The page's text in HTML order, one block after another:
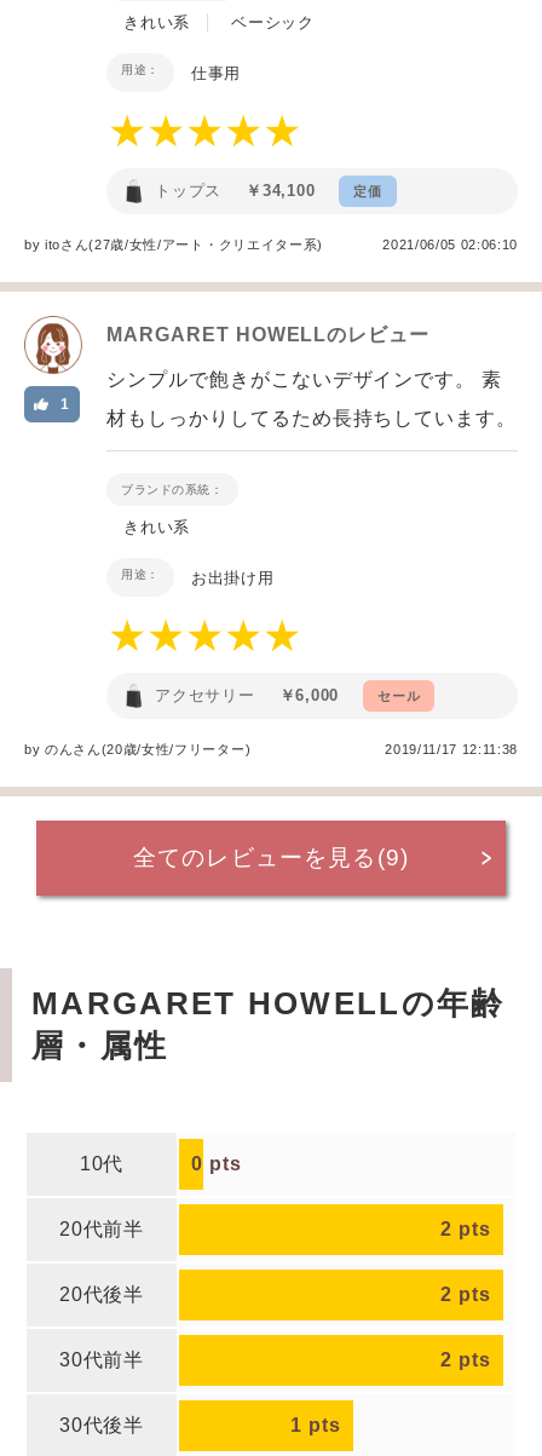
きれい系 ベーシック
用途： 仕事用
トップス ￥34,100 定価
byitoさん(27歳/女性/アート・クリエイター系) 2021/06/05 02:06:10
MARGARET HOWELLのレビュー
1
シンプルで飽きがこないデザインです。 素
材もしっかりしてるため長持ちしています。
ブランドの系統：
きれい系
用途： お出掛け用
アクセサリー ￥6,000 セール
byのんさん(20歳/女性/フリーター) 2019/11/17 12:11:38
全てのレビューを見る(9)
MARGARET HOWELLの年齢
層・属性
10代 0 pts
20代前半 2 pts
20代後半 2 pts
30代前半 2 pts
30代後半 1 pts